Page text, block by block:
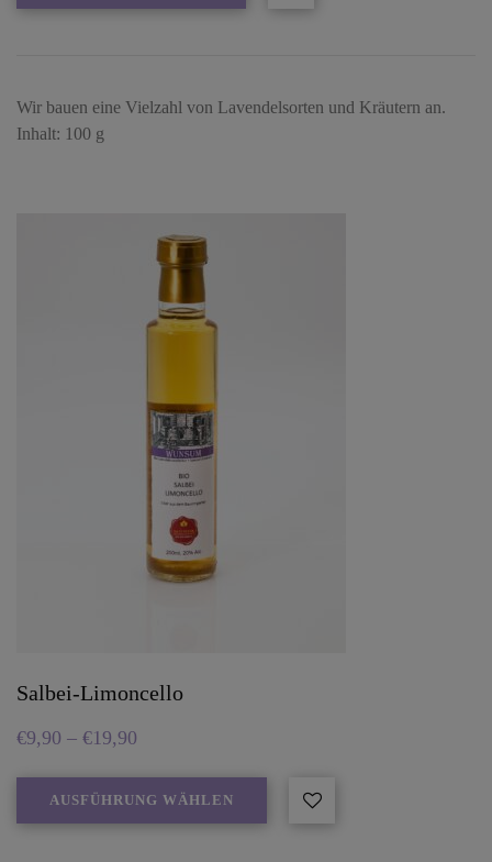
Wir bauen eine Vielzahl von Lavendelsorten und Kräutern an.
Inhalt: 100 g
Salbei-Limoncello
€9,90 – €19,90
AUSFÜHRUNG WÄHLEN